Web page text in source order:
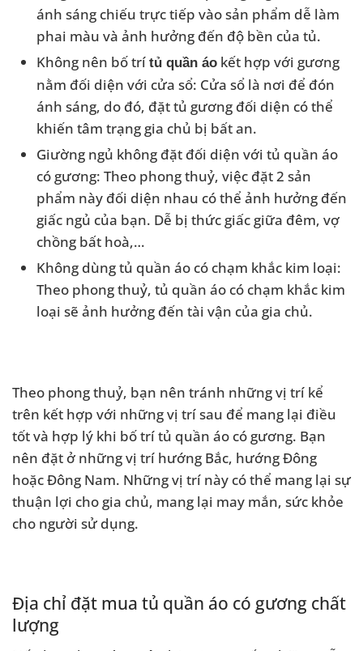
ánh sáng chiếu trực tiếp vào sản phẩm dễ làm
phai màu và ảnh hưởng đến độ bền của tủ.
Không nên bố trí tủ quần áo kết hợp với gương
nằm đối diện với cửa sổ: Cửa sổ là nơi để đón
ánh sáng, do đó, đặt tủ gương đối diện có thể
khiến tâm trạng gia chủ bị bất an.
Giường ngủ không đặt đối diện với tủ quần áo
có gương: Theo phong thuỷ, việc đặt 2 sản
phẩm này đối diện nhau có thể ảnh hưởng đến
giấc ngủ của bạn. Dễ bị thức giấc giữa đêm, vợ
chồng bất hoà,…
Không dùng tủ quần áo có chạm khắc kim loại:
Theo phong thuỷ, tủ quần áo có chạm khắc kim
loại sẽ ảnh hưởng đến tài vận của gia chủ.
Theo phong thuỷ, bạn nên tránh những vị trí kể
trên kết hợp với những vị trí sau để mang lại điều
tốt và hợp lý khi bố trí tủ quần áo có gương. Bạn
nên đặt ở những vị trí hướng Bắc, hướng Đông
hoặc Đông Nam. Những vị trí này có thể mang lại sự
thuận lợi cho gia chủ, mang lại may mắn, sức khỏe
cho người sử dụng.
Địa chỉ đặt mua tủ quần áo có gương chất
lượng